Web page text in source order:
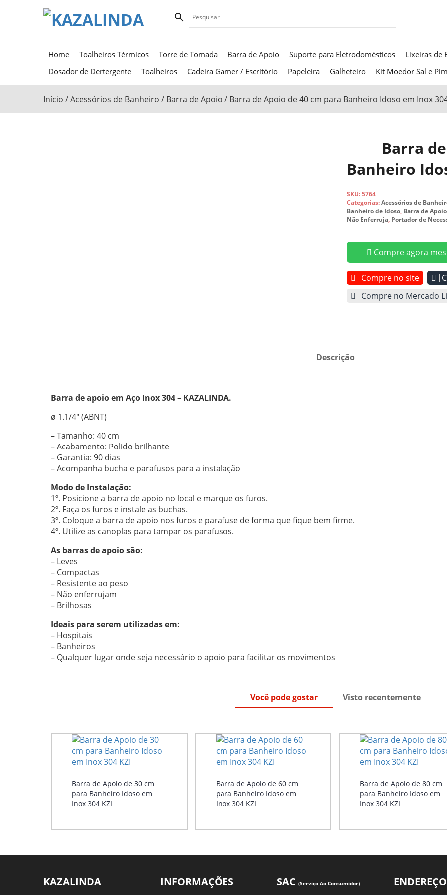
Home Toalheiros Térmicos Torre de Tomada Barra de Apoio Suporte para Eletrodomésticos Lixeiras de
Dosador de Dertergente
Toalheiros Cadeira Gamer / Escritório Papeleira Galheteiro Kit Moedor Sal e
Início /Acessórios de Banheiro / Barra de Apoio / Barra de Apoio de 40 cm para Banheiro Idoso em Inox
Barra
Banheiro
SKU:5764
Categorias:Acessórios de
Banheiro de Idoso, Barra de Apoio
Não Enferruja, Portador de
Compre agora
Compre no site
Compre no Mercado
Descrição
Barra de apoio em Aço Inox 304 – KAZALINDA.
ø 1.1/4″ (ABNT)
– Tamanho: 40 cm
– Acabamento: Polido brilhante
– Garantia: 90 dias
– Acompanha bucha e parafusos para a instalação
Modo de Instalação:
1º. Posicione a barra de apoio no local e marque os furos.
2º. Faça os furos e instale as buchas.
3º. Coloque a barra de apoio nos furos e parafuse de forma que fique bem firme.
4º. Utilize as canoplas para tampar os parafusos.
As barras de apoio são:
– Leves
– Compactas
– Resistente ao peso
– Não enferrujam
– Brilhosas
Ideais para serem utilizadas em:
– Hospitais
– Banheiros
– Qualquer lugar onde seja necessário o apoio para facilitar os movimentos
Você pode gostar Visto recentemente
Barra de Apoio de 30 cm
para Banheiro Idoso em
Inox 304 KZI
Barra de Apoio de 60 cm
para Banheiro Idoso em
Inox 304 KZI
Barra de Apoio de 80 cm
para Banheiro Idoso em
Inox 304 KZI
KAZALINDA INFORMAÇÕES SAC (Serviço Ao Consumidor) ENDEREÇO